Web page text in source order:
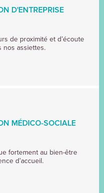
D'ENTREPRISE
de proximité et d’écoute
nos assiettes.
MÉDICO-SOCIALE
fortement au bien-être
d’accueil.